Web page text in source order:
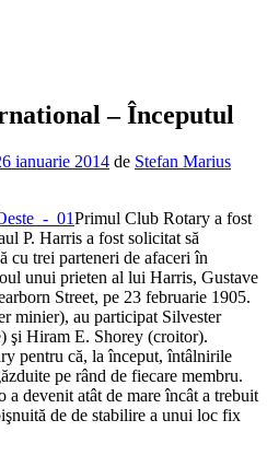
– Începutul
ianuarie 2014 de Stefan Marius
Primul Club Rotary a fost
P. Harris a fost solicitat să
cu trei parteneri de afaceri în
unui prieten al lui Harris, Gustave
Street, pe 23 februarie 1905.
minier), au participat Silvester
şi Hiram E. Shorey (croitor).
pentru că, la început, întâlnirile
pe rând de fiecare membru.
devenit atât de mare încât a trebuit
de de stabilire a unui loc fix